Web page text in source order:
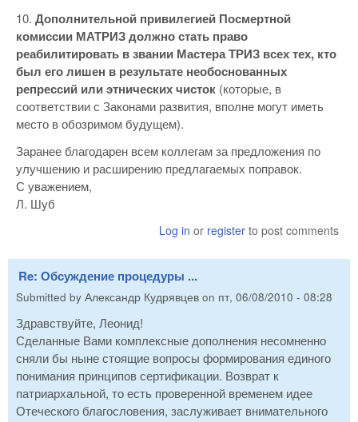
10. Дополнительной привилегией Посмертной
комиссии МАТРИЗ должно стать право
реабилитировать в звании Мастера ТРИЗ всех тех, кто
был его лишен в результате необоснованных
репрессий или этнических чисток (которые, в
соответствии с Законами развития, вполне могут иметь
место в обозримом будущем).
Заранее благодарен всем коллегам за предложения по
улучшению и расширению предлагаемых поправок.
С уважением,
Л. Шуб
Log in or register to post comments
Re: Обсуждение процедуры ...
Submitted by Александр Кудрявцев on пт, 06/08/2010 - 08:28
Здравствуйте, Леонид!
Сделанные Вами комплексные дополнения несомненно
сняли бы ныне стоящие вопросы формирования единого
понимания принципов сертификации. Возврат к
патриархальной, то есть проверенной временем идее
Отеческого благословения, заслуживает внимательного